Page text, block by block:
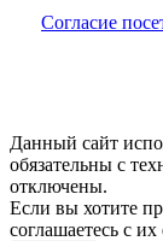
Согласие
Данный сайт
обязательны с
отключены.
Если вы хотите
соглашаетесь с